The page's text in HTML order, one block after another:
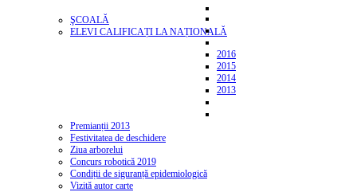
ŞCOALĂ
ELEVI CALIFICAȚI LA NAȚIONALĂ
2016
2015
2014
2013
Premianții 2013
Festivitatea de deschidere
Ziua arborelui
Concurs robotică 2019
Condiții de siguranță epidemiologică
Vizită autor carte